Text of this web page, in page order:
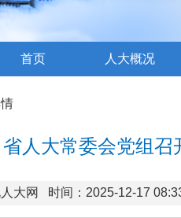
首页 人大概况
省人大常委会党组召
大网 时间：2025-12-17